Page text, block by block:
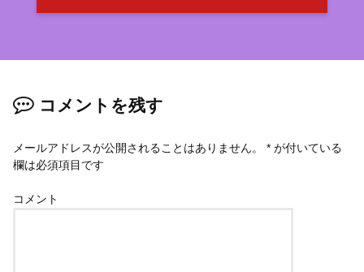
コメントを残す
メールアドレスが公開されることはありません。 * が付いている
欄は必須項目です
コメント